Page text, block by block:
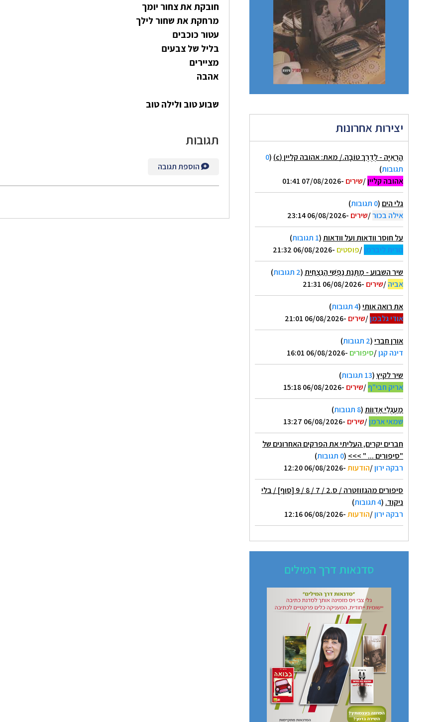
יצירות אחרונות
הָרְאִיָּה - לְדֶרֶךְ טוֹבָה./ מאת: אהובה קליין (c) (
0
תגובות)
אהובה קליין/שירים -07/08/2026 01:41
גלי הים (0 תגובות
)
אילה בכור/שירים -06/08/2026 23:14
על חוסר וודאות ועל וודאות(1 תגובות
)
נורית ליברמן/פוסטים -06/08/2026 21:32
שיר השבוע - מַתְּנַת נַפְשִׁי הַנִּצְחִית(2 תגובות
)
אביה/שירים -06/08/2026 21:31
את רואה אותי(4 תגובות
)
אודי גלבמן/שירים -06/08/2026 21:01
אורן חברי(2 תגובות
)
דינה קגן/סיפורים -06/08/2026 16:01
שיר לקיץ(13 תגובות
)
אריק חבי"ף/שירים -06/08/2026 15:18
מַעְגְּלֵי אַדְווֹת(8 תגובות
)
שמאי ארמן/שירים -06/08/2026 13:27
חברים יקרים, העליתי את הפרקים האחרונים של
"סיפורים ... " >>> (0 תגובות
)
רבקה ירון/הודעות-06/08/2026 12:20
סיפורים מהגזוזטרה / ס.2 / 7 / 8 / 9 [סוף] / בלי
ניקוד. (4 תגובות
)
רבקה ירון/הודעות-06/08/2026 12:16
סדנאות דרך המילים
חובקת את צחור יומך
מרחקת את שחור לילך
עטור כוכבים
בליל של צבעים
מציירים
אהבה
שבוע טוב ולילה טוב
תגובות
הוספת תגובה